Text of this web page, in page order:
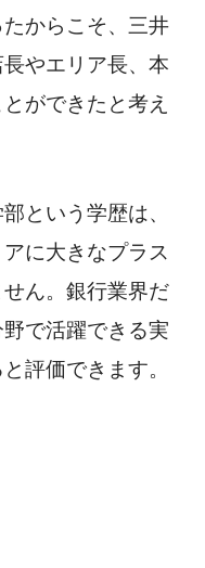
からこそ、三井
やエリア長、本
ができたと考え
という学歴は、
に大きなプラス
ん。銀行業界だ
で活躍できる実
評価できます。